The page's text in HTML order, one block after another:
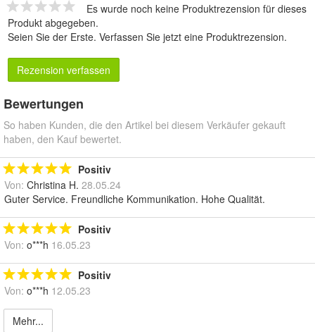
Es wurde noch keine Produktrezension für dieses
Produkt abgegeben.
Seien Sie der Erste. Verfassen Sie jetzt eine Produktrezension.
Rezension verfassen
Bewertungen
So haben Kunden, die den Artikel bei diesem Verkäufer gekauft
haben, den Kauf bewertet.
Positiv
Von: Christina H. 28.05.24
Guter Service. Freundliche Kommunikation. Hohe Qualität.
Positiv
Von: o***h 16.05.23
Positiv
Von: o***h 12.05.23
Mehr...